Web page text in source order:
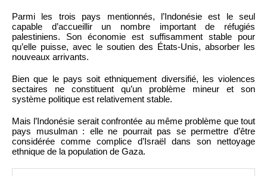
Parmi les trois pays mentionnés, l’Indonésie est le seul
capable d’accueillir un nombre important de réfugiés
palestiniens. Son économie est suffisamment stable pour
qu’elle puisse, avec le soutien des États-Unis, absorber les
nouveaux arrivants.
Bien que le pays soit ethniquement diversifié, les violences
sectaires ne constituent qu’un problème mineur et son
système politique est relativement stable.
Mais l’Indonésie serait confrontée au même problème que tout
pays musulman : elle ne pourrait pas se permettre d’être
considérée comme complice d’Israël dans son nettoyage
ethnique de la population de Gaza.